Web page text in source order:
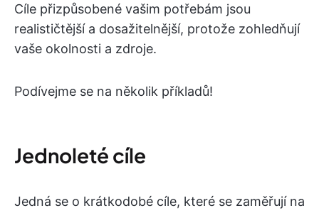
Cíle přizpůsobené vašim potřebám jsou
realističtější a dosažitelnější, protože zohledňují
vaše okolnosti a zdroje.
Podívejme se na několik příkladů!
Jednoleté cíle
Jedná se o krátkodobé cíle, které se zaměřují na